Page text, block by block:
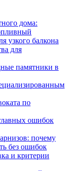
дома:
узкого балкона
для
памятники в
по
ошибок
почему
без ошибок
и критерии